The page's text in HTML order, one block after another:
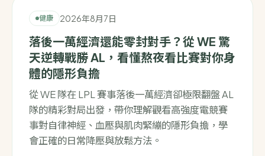
健康 2026年8月7日
落後一萬經濟還能零封對手？從 WE 驚
天逆轉戰勝 AL，看懂熬夜看比賽對你身
體的隱形負擔
從 WE 隊在 LPL 賽事落後一萬經濟卻極限翻盤 AL
隊的精彩對局出發，帶你理解觀看高強度電競賽
事對自律神經、血壓與肌肉緊繃的隱形負擔，學
會正確的日常降壓與放鬆方法。